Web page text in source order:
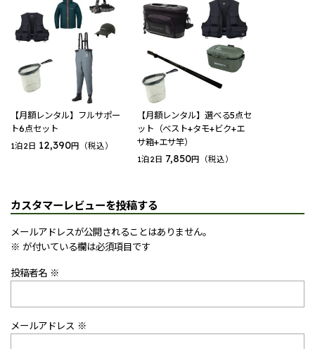
【月額レンタル】フルサポー
ト6点セット
1泊2日 12,390円（税込）
【月額レンタル】選べる5点セ
ット（ベスト+タモ+ビク+エ
サ箱+エサ竿）
1泊2日 7,850円（税込）
カスタマーレビューを投稿する
メールアドレスが公開されることはありません。
※ が付いている欄は必須項目です
投稿者名 ※
メールアドレス ※